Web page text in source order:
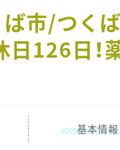
ば市/つく
日126日！
基本情報